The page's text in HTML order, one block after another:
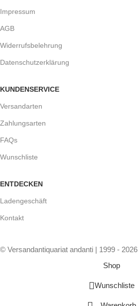
Impressum
AGB
Widerrufsbelehrung
Datenschutzerklärung
KUNDENSERVICE
Versandarten
Zahlungsarten
FAQs
Wunschliste
ENTDECKEN
Ladengeschäft
Kontakt
© Versandantiquariat andanti | 1999 - 2026
Shop
Wunschliste